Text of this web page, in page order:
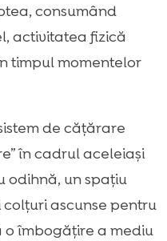
consumând
activitatea fizică
timpul momentelor
de cățărare
în cadrul aceleiași
odihnă, un spațiu
ascunse pentru
o îmbogățire a mediu